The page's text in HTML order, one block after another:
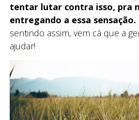
tentar lutar contra isso, pra
entregando a essa sensação.
sentindo assim, vem cá que a
ajudar!